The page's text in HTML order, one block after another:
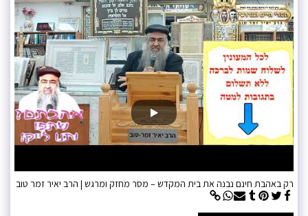
רק באהבת חינם נבנה את בית המקדש – מסר מחזק ומרגש | הרב יאיר זמר טוב